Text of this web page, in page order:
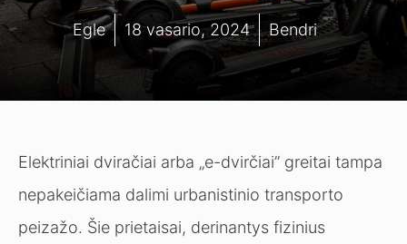
Egle 18 vasario, 2024 Bendri
Elektriniai dviračiai arba „e-dvirčiai” greitai tampa
nepakeičiama dalimi urbanistinio transporto
peizažo. Šie prietaisai, derinantys fizinius